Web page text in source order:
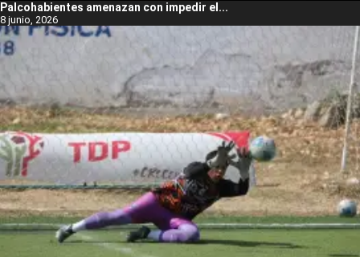
Palcohabientes amenazan con impedir el...
8 junio, 2026